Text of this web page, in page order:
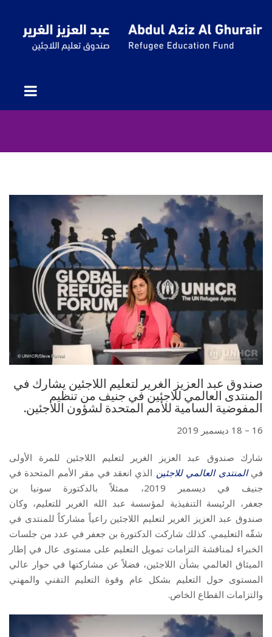
صندوق عبد العزيز الغرير لتعليم اللاجئين يشارك في
المنتدى العالمي للاجئين في جنيف من تنظيم
المفوضية السامية للأمم المتحدة لشؤون اللاجئين.
16 – 18 ديسمبر 2019
شارك صندوق عبد العزيز الغرير لتعليم اللاجئين للمرة الأولى
فيالمنتدى العالمي للاجئين الذي انعقد في مقر الأمم المتحدة في
جنيف في ديسمبر 2019، ممثلاً بالدكتورة سونيا بن
جعفر، الرئيسة التنفيذية لمؤسسة عبد الله الغرير للتعليم، وكان
صندوق عبد العزيز الغرير لتعليم اللاجئين راعياً مشاركاً للمنتدى في
شقّه التعليمي. كذلك شاركت الدكتورة بن جعفر في عدد من جلسات
الخبراء لمناقشة التزامات تمويل التعليم على مستوى عال في إطار
الميثاق العالمي بشأن اللاجئين، فضلاً عن مشاركتها في حوار عالي
المستوى حول التعليم بشكل عام وقوة التعليم التقني والمهني
والتزامات القطاع الخاص.